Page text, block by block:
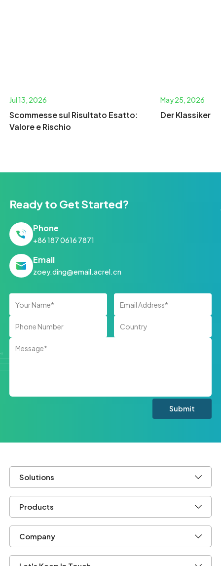
Jul 13, 2026
Scommesse sul Risultato Esatto:
Valore e Rischio
May 25, 2026
Der Klassiker
Ready to Get Started?
Phone
+86 187 0616 7871
Email
zoey.ding@email.acrel.cn
Solutions
Products
Company